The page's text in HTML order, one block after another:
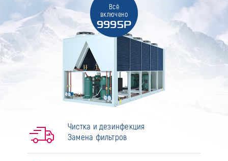
Всё
включено
9995Р
Чистка и дезинфекция
Замена фильтров